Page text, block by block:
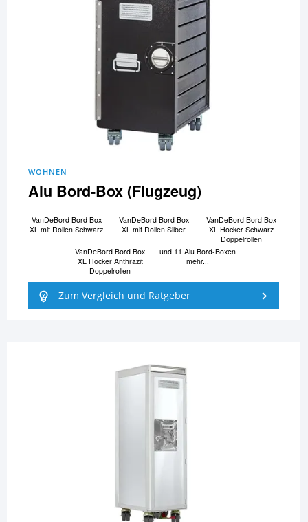
WOHNEN
Alu Bord-Box (Flugzeug)
VanDeBord Bord Box
XL mit Rollen Schwarz
VanDeBord Bord Box
XL mit Rollen Silber
VanDeBord Bord Box
XL Hocker Schwarz
Doppelrollen
VanDeBord Bord Box
XL Hocker Anthrazit
Doppelrollen
und 11 Alu Bord-Boxen
mehr...
Zum Vergleich und Ratgeber